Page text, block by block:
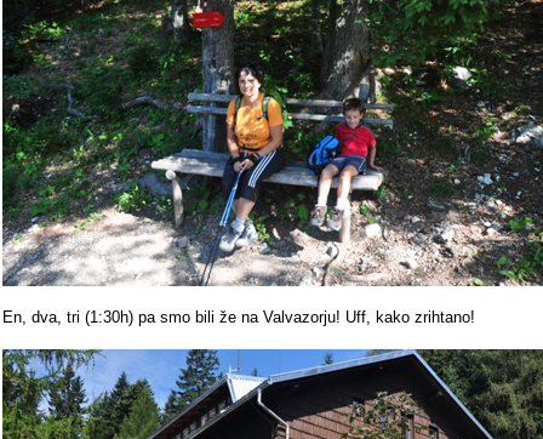
En, dva, tri (1:30h) pa smo bili že na Valvazorju! Uff, kako zrihtano!